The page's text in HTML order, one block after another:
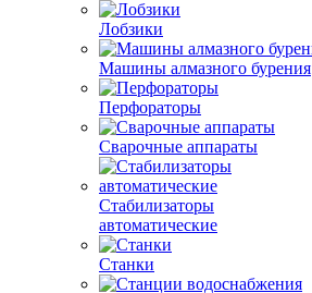
Лобзики
Машины алмазного бурения
Перфораторы
Сварочные аппараты
Стабилизаторы
автоматические
Станки